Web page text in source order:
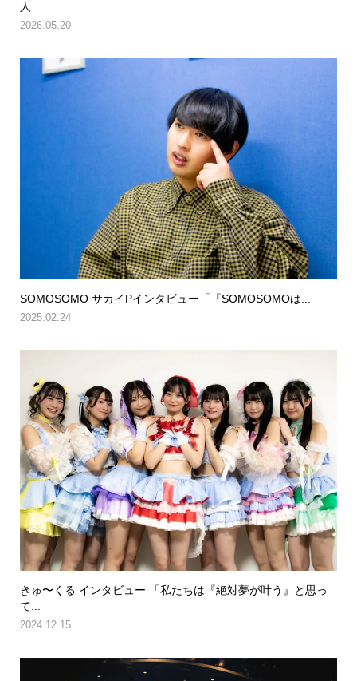
人...
2026.05.20
SOMOSOMO サカイPインタビュー「『SOMOSOMOは...
2025.02.24
きゅ〜くる インタビュー 「私たちは『絶対夢が叶う』と思っ
て...
2024.12.15